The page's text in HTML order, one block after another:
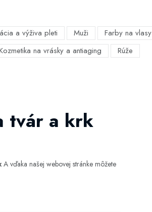
a výživa pleti Muži
Farby na vlasy
na vrásky a antiaging
Rúže
tvár a krk
A vďaka našej webovej stránke môžete